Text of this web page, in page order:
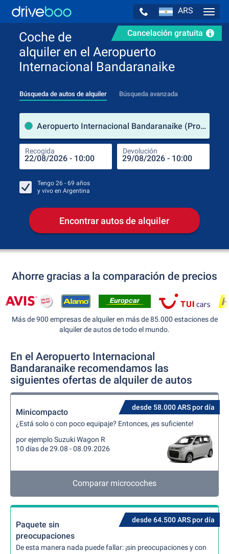
ARS
Cancelación gratuita
Coche de
alquiler en el Aeropuerto
Internacional Bandaranaike
Búsqueda de autos de alquiler Búsqueda avanzada
Aeropuerto Internacional Bandaranaike (Provincia Oeste / Sri Lanka)
Recogida Devolución
Tengo 26 - 69 años
y vivo en Argentina
Encontrar autos de alquiler
Ahorre gracias a la comparación de precios
Más de 900 empresas de alquiler en más de 85.000 estaciones de
alquiler de autos de todo el mundo.
En el Aeropuerto Internacional
Bandaranaike recomendamos las
siguientes ofertas de alquiler de autos
desde 58.000 ARS por día
Minicompacto
¿Está solo o con poco equipaje? Entonces, ¡es suficiente!
por ejemplo Suzuki Wagon R
10 días de 29.08 - 08.09.2026
Comparar microcoches
desde 64.500 ARS por día
Paquete sin
preocupaciones
De esta manera nada puede fallar: ¡sin preocupaciones y con